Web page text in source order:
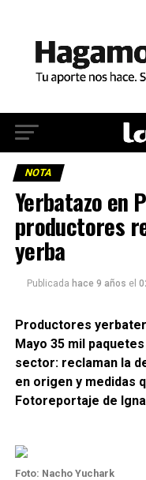
NOTA
Yerbatazo en
productores
yerba
Publicada hace 9 años el
Productores
Mayo 35 mil
sector: reclaman la
en origen y medidas
Fotoreportaje de
Foto: Nacho Yuchark